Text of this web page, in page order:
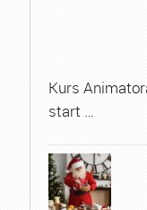
Kurs
start …